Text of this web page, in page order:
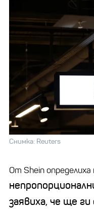
Снимка: Reuters
От Shein
заявиха, че ще